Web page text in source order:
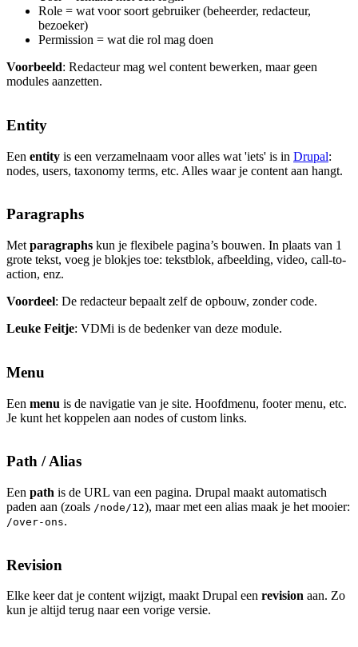
Role = wat voor soort gebruiker (beheerder, redacteur,
bezoeker)
Permission = wat die rol mag doen
Voorbeeld: Redacteur mag wel content bewerken, maar geen
modules aanzetten.
Entity
Een entity is een verzamelnaam voor alles wat 'iets' is in Drupal:
nodes, users, taxonomy terms, etc. Alles waar je content aan hangt.
Paragraphs
Met paragraphs kun je flexibele pagina’s bouwen. In plaats van 1
grote tekst, voeg je blokjes toe: tekstblok, afbeelding, video, call-to-
action, enz.
Voordeel: De redacteur bepaalt zelf de opbouw, zonder code.
Leuke Feitje: VDMi is de bedenker van deze module.
Menu
Een menu is de navigatie van je site. Hoofdmenu, footer menu, etc.
Je kunt het koppelen aan nodes of custom links.
Path / Alias
Een path is de URL van een pagina. Drupal maakt automatisch
paden aan (zoals /node/12), maar met een alias maak je het mooier:
/over-ons.
Revision
Elke keer dat je content wijzigt, maakt Drupal een revision aan. Zo
kun je altijd terug naar een vorige versie.